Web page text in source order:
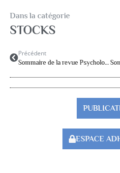
Dans la catégorie
STOCKS
Précédent
Sommaire de la revue Psychologie et Education 2011-3
ESPACE